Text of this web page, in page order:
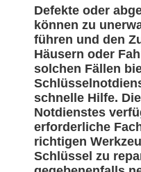
Defekte oder
können zu
führen und den
Häusern oder
solchen Fällen
schnelle Hilfe.
Notdienstes
erforderliche
richtigen
Schlüssel zu